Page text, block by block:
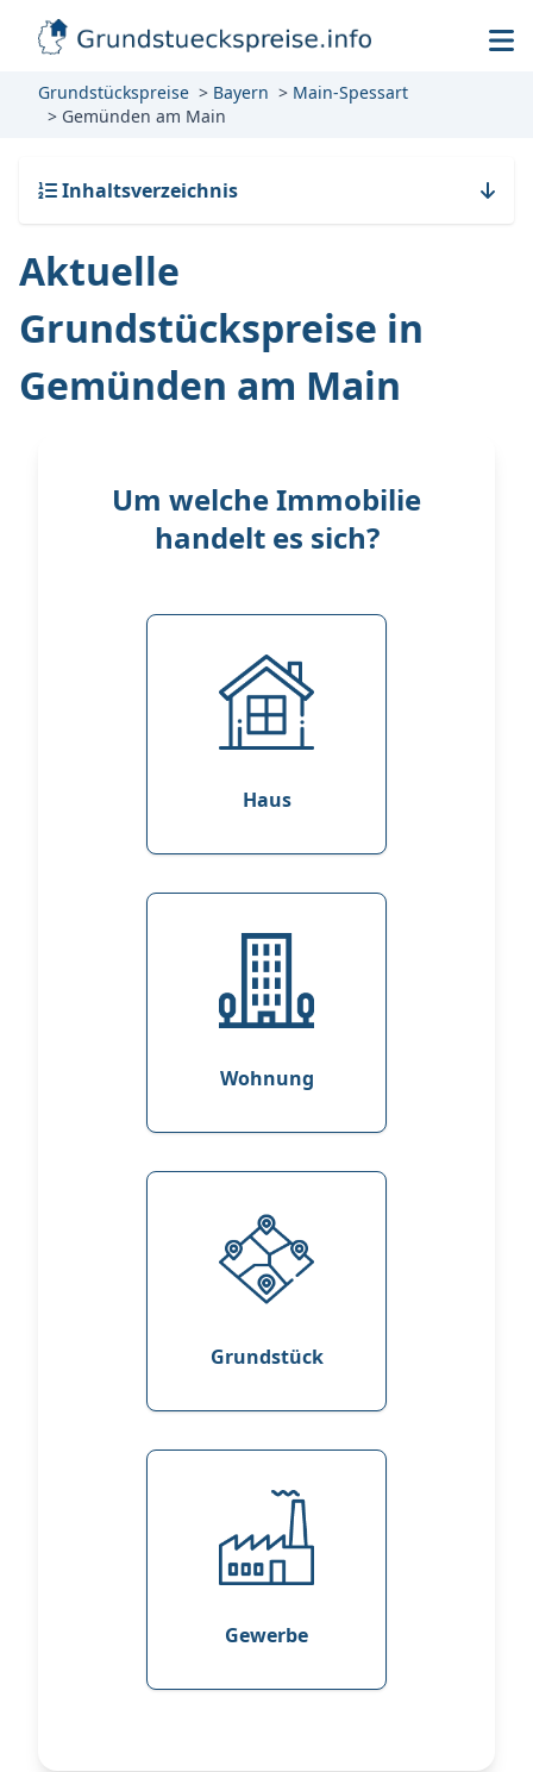
Grundstückspreise Bayern
Main-Spessart
Gemünden am Main
Inhaltsverzeichnis
Aktuelle
Grundstückspreise in
Gemünden am Main
Um welche Immobilie
handelt es sich?
Haus
Wohnung
Grundstück
Gewerbe